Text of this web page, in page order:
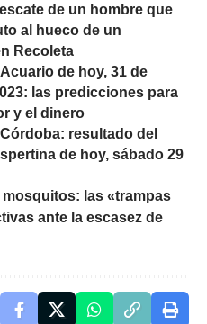
de un hombre que
al hueco de un
Recoleta
de hoy, 31 de
las predicciones para
y el dinero
resultado del
de hoy, sábado 29
mosquitos: las «trampas
ante la escasez de